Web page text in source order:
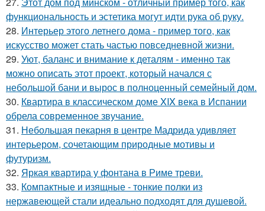
функциональность и эстетика могут идти рука об руку.
28. Интерьер этого летнего дома - пример того, как
искусство может стать частью повседневной жизни.
29. Уют, баланс и внимание к деталям - именно так
можно описать этот проект, который начался с
небольшой бани и вырос в полноценный семейный дом.
30. Квартира в классическом доме XIX века в Испании
обрела современное звучание.
31. Небольшая пекарня в центре Мадрида удивляет
интерьером, сочетающим природные мотивы и
футуризм.
32. Яркая квартира у фонтана в Риме треви.
33. Компактные и изящные - тонкие полки из
нержавеющей стали идеально подходят для душевой.